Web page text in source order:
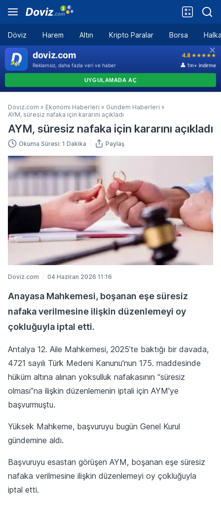
Döviz Harem Altın Kripto Paralar Borsa
Doviz.com » Ekonomi Haberleri » Gündem Haberleri »
AYM, süresiz nafaka için kararını açıkladı
AYM, süresiz nafaka için kararını açıkladı
Okuma Süresi: 1 Dakika Paylaş
Doviz.com 04 Haziran 2026 11:16
Anayasa Mahkemesi, boşanan eşe süresiz
nafaka verilmesine ilişkin düzenlemeyi oy
çokluğuyla iptal etti.
Antalya 12. Aile Mahkemesi, 2025’te baktığı bir davada,
4721 sayılı Türk Medeni Kanunu'nun 175. maddesinde
hüküm altına alınan yoksulluk nafakasının “süresiz
olması”na ilişkin düzenlemenin iptali için AYM'ye
başvurmuştu.
Yüksek Mahkeme, başvuruyu bugün Genel Kurul
gündemine aldı.
Başvuruyu esastan görüşen AYM, boşanan eşe süresiz
nafaka verilmesine ilişkin düzenlemeyi oy çokluğuyla
iptal etti.